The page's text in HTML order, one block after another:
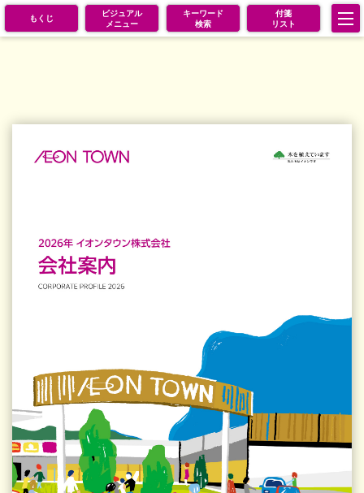
もくじ
ビジュアル
メニュー
キーワード
検索
付箋
リスト